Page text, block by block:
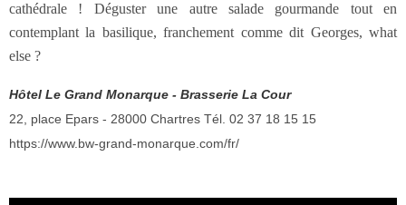
cathédrale ! Déguster une autre salade gourmande tout en
contemplant la basilique, franchement comme dit Georges, what
else ?
Hôtel Le Grand Monarque - Brasserie La Cour
22, place Epars - 28000 Chartres Tél. 02 37 18 15 15
https://www.bw-grand-monarque.com/fr/